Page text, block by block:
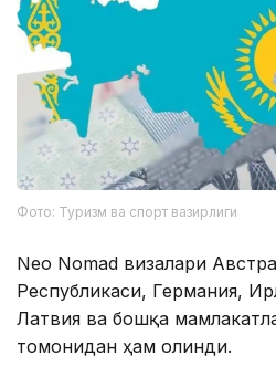
Фото: Туризм ва спорт вазирлиги
Neo Nomad визалари
Республикаси, Германия,
Латвия ва бошқа
томонидан ҳам олинди.